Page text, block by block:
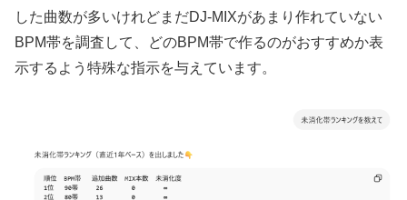
した曲数が多いけれどまだDJ-MIXがあまり作れていない
BPM帯を調査して、どのBPM帯で作るのがおすすめか表
示するよう特殊な指示を与えています。